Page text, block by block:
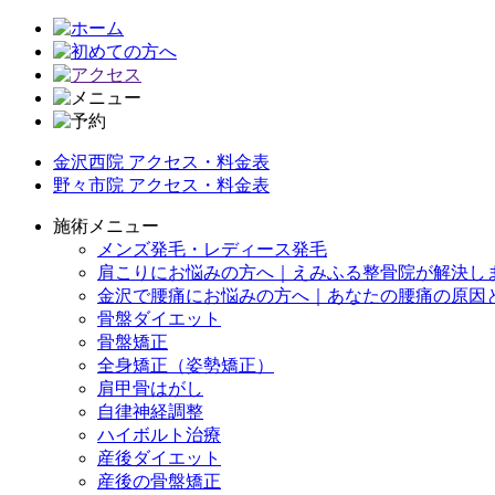
金沢西院 アクセス・料金表
野々市院 アクセス・料金表
施術メニュー
メンズ発毛・レディース発毛
肩こりにお悩みの方へ｜えみふる整骨院が解決し
金沢で腰痛にお悩みの方へ｜あなたの腰痛の原因
骨盤ダイエット
骨盤矯正
全身矯正（姿勢矯正）
肩甲骨はがし
自律神経調整
ハイボルト治療
産後ダイエット
産後の骨盤矯正